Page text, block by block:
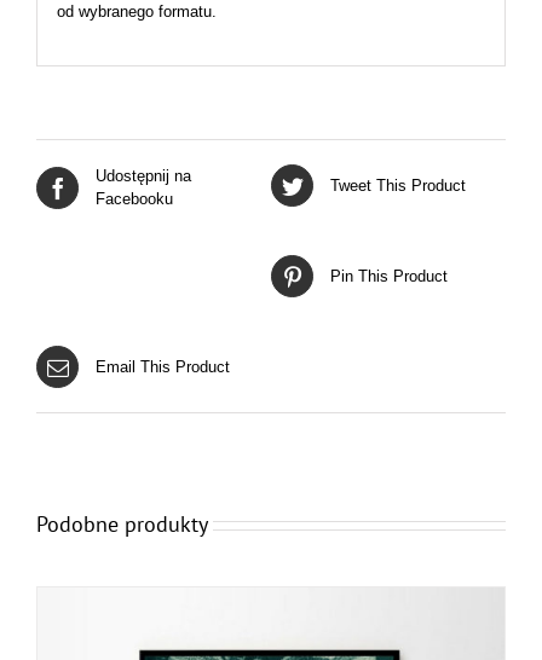
od wybranego formatu.
Udostępnij na
Facebooku
Tweet This Product
Pin This Product
Email This Product
Podobne produkty